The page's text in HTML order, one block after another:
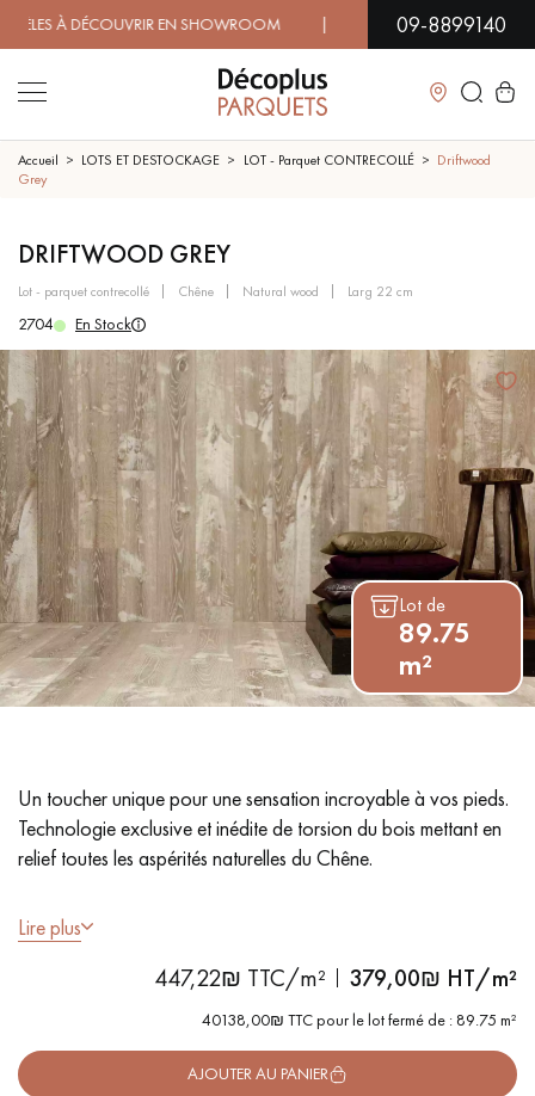
DÉCOUVRIR EN SHOWROOM | DISPONIBILITÉ09-8899140
Fermer
PARQUET MASSIF
PARQUET CONTRECOLLÉ -
SOL PLAQUÉ BOIS VERITABLES
PARQUETS À MOTIFS
TRADITIONNELS
PARQUET EN BOIS EXOTIQUE PARQUET VERNIS
PARQUET HUILÉ PARQUET EN BOIS BRUT
PARQUET VIEILLI PARQUET EN CHÊNE FUMÉ
PARQUET LAMES LARGES XXL PARQUET EN CHÊNE
ACCESSOIRES PARQUET
D'INTÉRIEUR
Nos conseillers sont disponibles au
09-8899140
VOUS AVEZ UN PROJET ?
Nos experts sont à votre disposition pour vous guider pas à
pas dans le choix et la pose de votre parquet.
Accueil LOTS ET DESTOCKAGE LOT - Parquet CONTRECOLLÉ
Driftwood
Grey
DRIFTWOOD GREY
lot - parquet contrecollé chêne natural wood larg 22 cm
2704 En Stock
Lot de
89.75
m²
Un toucher unique pour une sensation incroyable à vos pieds.
Technologie exclusive et inédite de torsion du bois mettant en
relief toutes les aspérités naturelles du Chêne.
- Lames largeur XL :
- Fumé et vieilli : Surface déstructurée rabotée à la main
- Maxi Couche d'usure 4 mm
- Compatible sol chauffant
- Pose flottante sur isolant / collée sur sol / clouée sur
lambourdes
Lire plus
447,22₪ TTC/m² 379,00₪ HT/m²
40138,00₪ TTC pour le lot fermé de : 89.75 m²
AJOUTER AU PANIER